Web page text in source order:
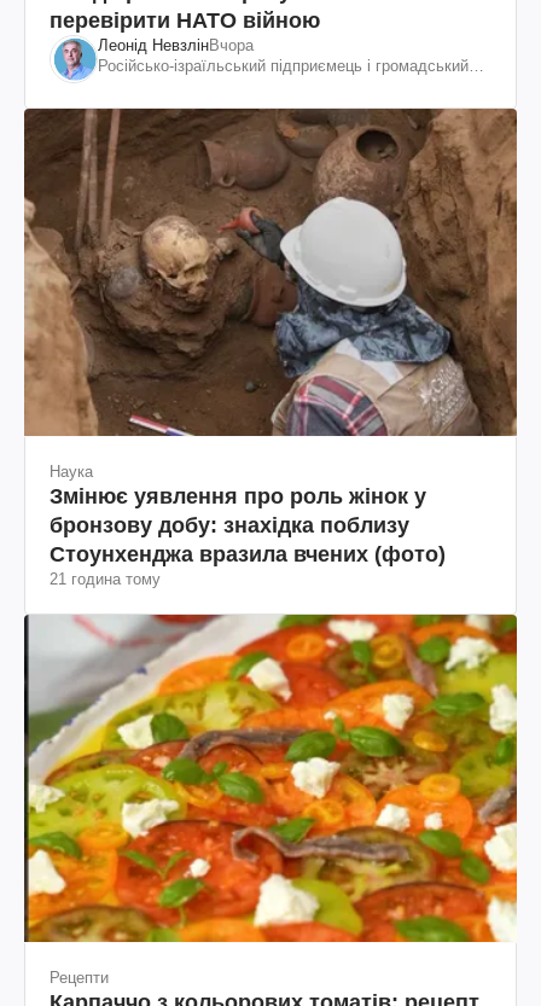
перевірити НАТО війною
Леонід НевзлінВчора
Російсько-ізраїльський підприємець і громадський
Наука
Змінює уявлення про роль жінок у
бронзову добу: знахідка поблизу
Стоунхенджа вразила вчених (фото)
21 година тому
Рецепти